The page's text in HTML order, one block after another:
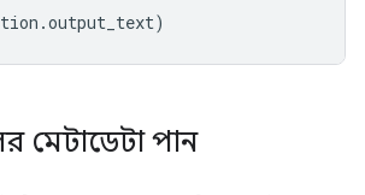
.output_text)
মেটাডেটা পান